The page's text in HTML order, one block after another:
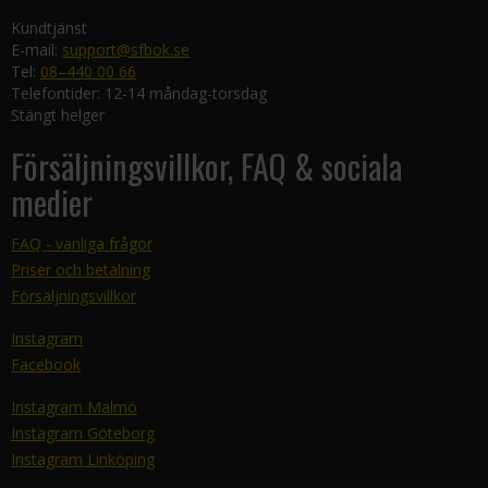
Kundtjänst
E-mail: support@sfbok.se
Tel: 08–440 00 66
Telefontider: 12-14 måndag-torsdag
Stängt helger
Försäljningsvillkor, FAQ & sociala
medier
FAQ - vanliga frågor
Priser och betalning
Försäljningsvillkor
Instagram
Facebook
Instagram Malmö
Instagram Göteborg
Instagram Linköping